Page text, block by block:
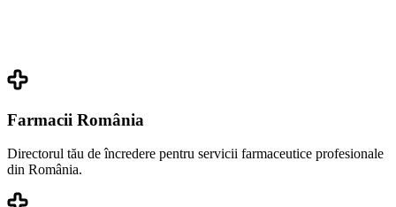
Farmacii România
Directorul tău de încredere pentru servicii farmaceutice profesionale
din România.